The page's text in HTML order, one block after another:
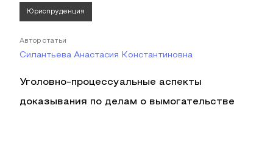
Юриспруденция
Автор статьи
Силантьева Анастасия Константиновна
Уголовно-процессуальные аспекты
доказывания по делам о вымогательстве